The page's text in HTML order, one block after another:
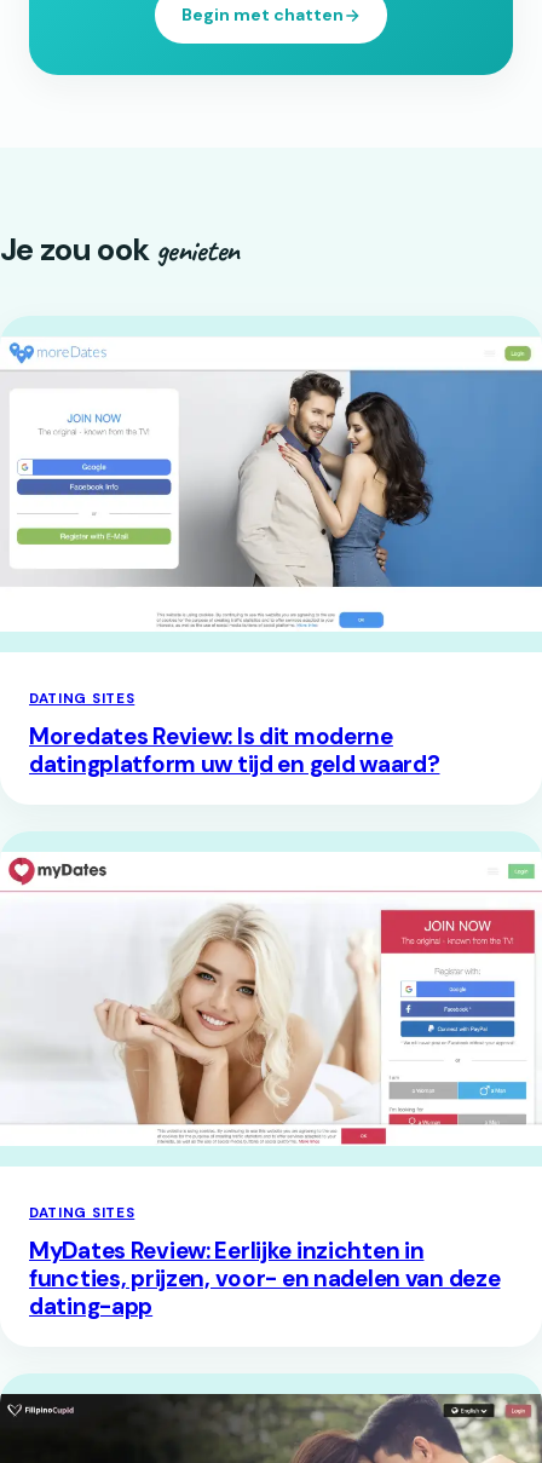
Begin met chatten
Je zou ook genieten
DATING SITES
Moredates Review: Is dit moderne
datingplatform uw tijd en geld waard?
DATING SITES
MyDates Review: Eerlijke inzichten in
functies, prijzen, voor- en nadelen van deze
dating-app